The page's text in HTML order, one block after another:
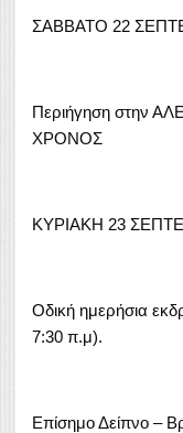
ΣΑΒΒΑΤΟ 22
Περιήγηση στην
ΧΡΟΝΟΣ
ΚΥΡΙΑΚΗ 23
Οδική ημερήσια
7:30 π.μ).
Επίσημο Δείπνο –